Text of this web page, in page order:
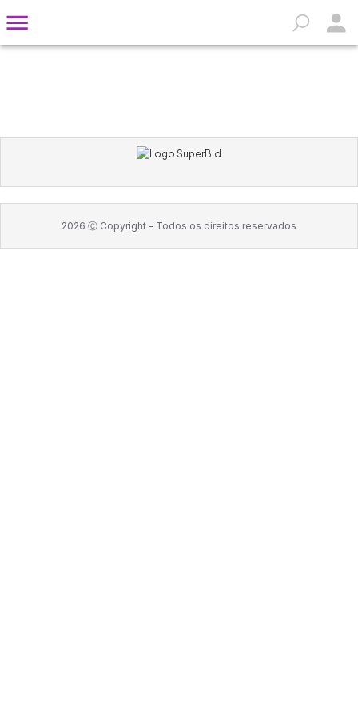
2026 Ⓒ Copyright - Todos os direitos reservados